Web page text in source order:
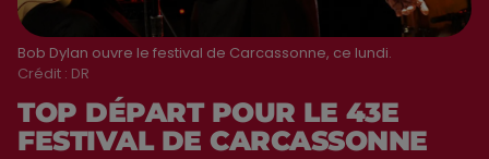
Bob Dylan ouvre le festival de Carcassonne, ce lundi.
Crédit : DR
TOP DÉPART POUR LE 43E
FESTIVAL DE CARCASSONNE